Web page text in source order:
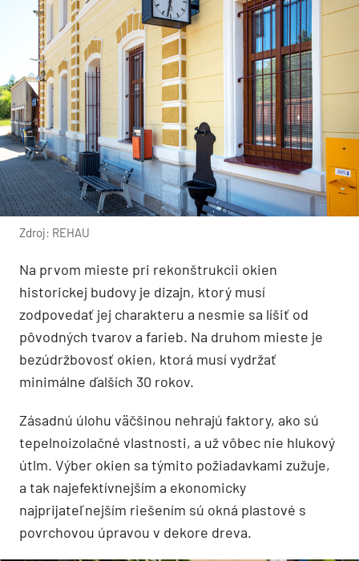
Zdroj: REHAU
Na prvom mieste pri rekonštrukcii okien
historickej budovy je dizajn, ktorý musí
zodpovedať jej charakteru a nesmie sa líšiť od
pôvodných tvarov a farieb. Na druhom mieste je
bezúdržbovosť okien, ktorá musí vydržať
minimálne ďalších 30 rokov.
Zásadnú úlohu väčšinou nehrajú faktory, ako sú
tepelnoizolačné vlastnosti, a už vôbec nie hlukový
útlm. Výber okien sa týmito požiadavkami zužuje,
a tak najefektívnejším a ekonomicky
najprijateľnejším riešením sú okná plastové s
povrchovou úpravou v dekore dreva.